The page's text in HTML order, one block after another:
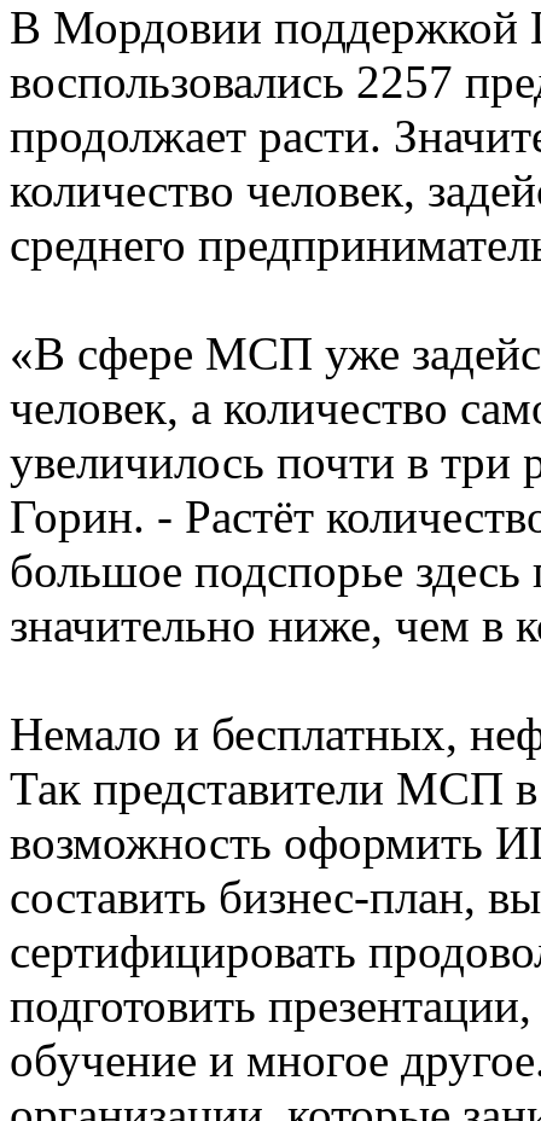
В Мордовии поддержкой
воспользовались 2257
продолжает расти.
количество человек,
среднего
«В сфере МСП уже
человек, а количество
увеличилось почти в три
Горин. - Растёт
большое подспорье здесь
значительно ниже, чем в
Немало и бесплатных,
Так представители МСП
возможность оформить
составить бизнес-план,
сертифицировать
подготовить
обучение и многое